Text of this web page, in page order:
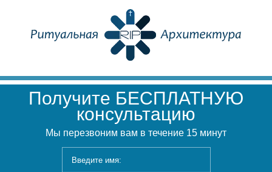
Получите БЕСПЛАТНУЮ
консультацию
Мы перезвоним вам в течение 15 минут